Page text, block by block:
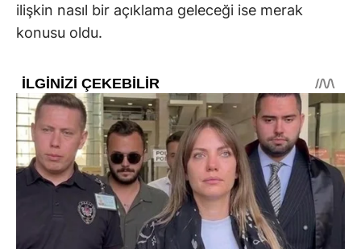
ilişkin nasıl bir açıklama geleceği ise merak
konusu oldu.